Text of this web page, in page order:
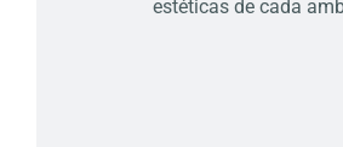
estéticas de cada